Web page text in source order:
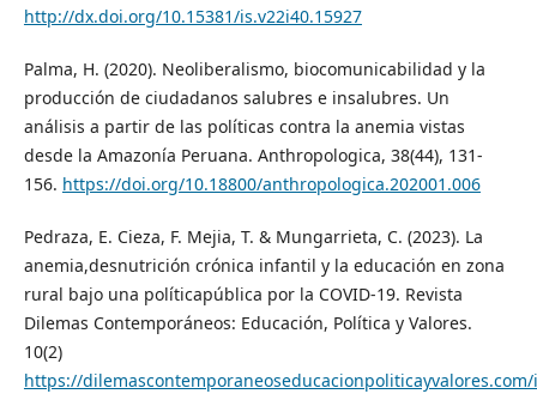
http://dx.doi.org/10.15381/is.v22i40.15927
Palma, H. (2020). Neoliberalismo, biocomunicabilidad y la
producción de ciudadanos salubres e insalubres. Un
análisis a partir de las políticas contra la anemia vistas
desde la Amazonía Peruana. Anthropologica, 38(44), 131-
156. https://doi.org/10.18800/anthropologica.202001.006
Pedraza, E. Cieza, F. Mejia, T. & Mungarrieta, C. (2023). La
anemia,desnutrición crónica infantil y la educación en zona
rural bajo una políticapública por la COVID-19. Revista
Dilemas Contemporáneos: Educación, Política y Valores.
10(2)
https://